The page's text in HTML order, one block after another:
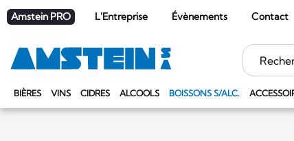
Amstein PRO L'Entreprise Évènements Contact
BIÈRES VINS CIDRES ALCOOLS BOISSONS S/ALC.
Mots
clés